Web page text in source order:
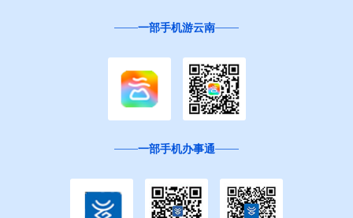
一部手机游云南
一部手机办事通